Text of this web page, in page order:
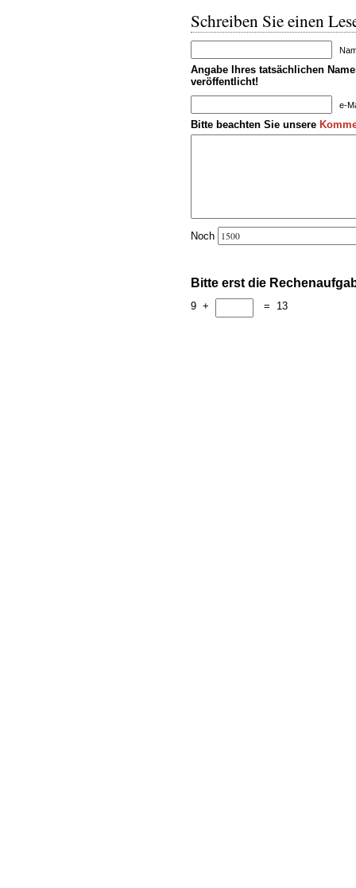
Schreiben Sie einen
Angabe Ihres tatsächlichen
veröffentlicht!
e-
Bitte beachten Sie unsere
Noch
Bitte erst die
9 + = 13